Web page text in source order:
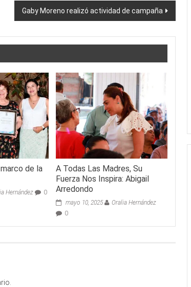
Gaby Moreno realizó actividad de campaña
de la
Hernández 0
A Todas Las Madres, Su
Fuerza Nos Inspira: Abigail
Arredondo
mayo 10, 2025
Oralia Hernández
0